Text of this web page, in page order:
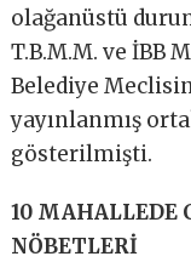
olağanüstü
T.B.M.M. ve İBB
Belediye
yayınlanmış
gösterilmişti.
10 MAHALLEDE
NÖBETLERİ